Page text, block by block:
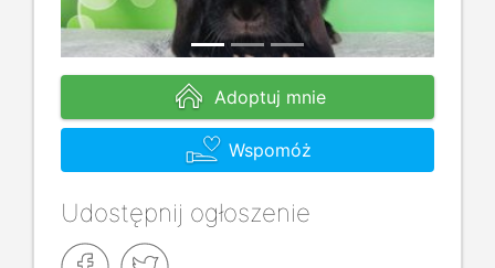
Adoptuj mnie
Wspomóż
Udostępnij ogłoszenie